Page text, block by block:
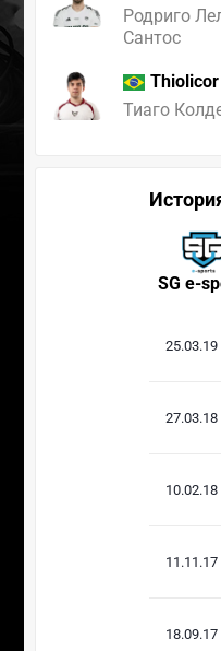
Родриго
Сантос
Thiolicor
Тиаго
SG e-
25.03.19
27.03.18